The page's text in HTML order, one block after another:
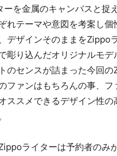
ーを金属のキャンバスと捉
れテーマや意図を考案し個
デザインそのままをZippo
彫り込んだオリジナルモデ
のセンスが詰まった今回
ファンはもちろんの事、フ
ススメできるデザイン性の
ライターは予約者のみ